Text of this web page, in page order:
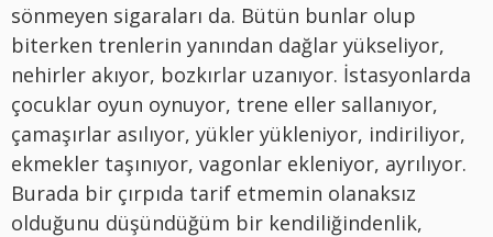
sönmeyen sigaraları da. Bütün bunlar olup
biterken trenlerin yanından dağlar yükseliyor,
nehirler akıyor, bozkırlar uzanıyor. İstasyonlarda
çocuklar oyun oynuyor, trene eller sallanıyor,
çamaşırlar asılıyor, yükler yükleniyor, indiriliyor,
ekmekler taşınıyor, vagonlar ekleniyor, ayrılıyor.
Burada bir çırpıda tarif etmemin olanaksız
olduğunu düşündüğüm bir kendiliğindenlik,